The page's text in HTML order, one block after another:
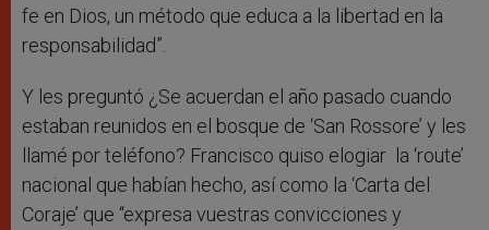
fe en Dios, un método que educa a la libertad en la
responsabilidad”.
Y les preguntó ¿Se acuerdan el año pasado cuando
estaban reunidos en el bosque de ‘San Rossore’ y les
llamé por teléfono? Francisco quiso elogiar la ‘route’
nacional que habían hecho, así como la ‘Carta del
Coraje’ que “expresa vuestras convicciones y